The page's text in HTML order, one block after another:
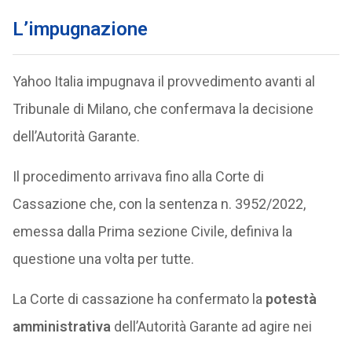
L’impugnazione
Yahoo Italia impugnava il provvedimento avanti al
Tribunale di Milano, che confermava la decisione
dell’Autorità Garante.
Il procedimento arrivava fino alla Corte di
Cassazione che, con la sentenza n. 3952/2022,
emessa dalla Prima sezione Civile, definiva la
questione una volta per tutte.
La Corte di cassazione ha confermato la potestà
amministrativa dell’Autorità Garante ad agire nei